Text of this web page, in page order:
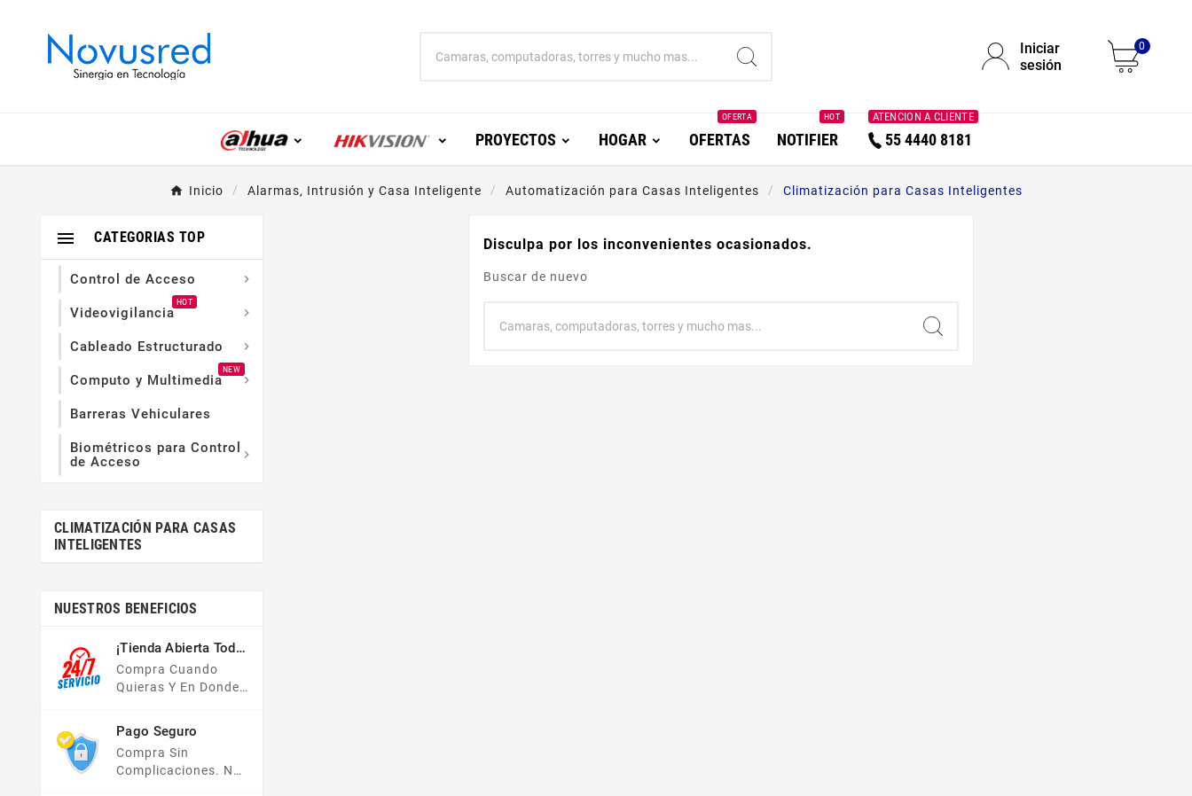
Iniciar
sesión
0
PROYECTOS HOGAR OFERTAS
OFERTA
NOTIFIER
HOT
55 4440 8181
ATENCION A CLIENTE
Inicio Alarmas, Intrusión y Casa Inteligente Automatización para Casas Inteligentes Climatización para Casas Inteligentes
CATEGORIAS TOP

Control de Acceso 
Videovigilancia
HOT

Cableado Estructurado 
Computo y Multimedia
NEW

Barreras Vehiculares
Biométricos para Control
de Acceso

CLIMATIZACIÓN PARA CASAS
INTELIGENTES
NUESTROS BENEFICIOS
¡Tienda Abierta Todo
El Año!
Compra Cuando
Quieras Y En Donde
Tienda En Línea Está
Disponible Las 24
Hrs Del Día, Los 7
Días De La Semana.
Pago Seguro
Compra Sin
Complicaciones. No
Disculpa por los inconvenientes ocasionados.
Buscar de nuevo